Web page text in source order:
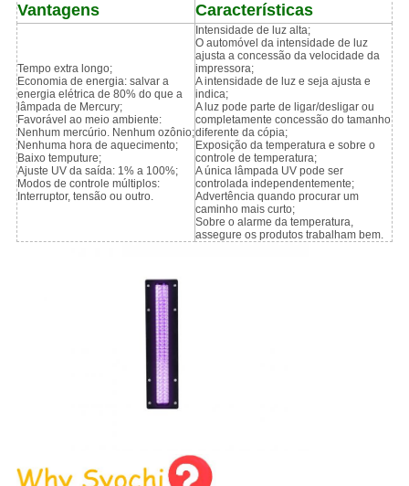
Vantagens Características
Tempo extra longo;
Economia de energia: salvar a
energia elétrica de 80% do que a
lâmpada de Mercury;
Favorável ao meio ambiente:
Nenhum mercúrio. Nenhum ozônio;
Nenhuma hora de aquecimento;
Baixo temputure;
Ajuste UV da saída: 1% a 100%;
Modos de controle múltiplos:
Interruptor, tensão ou outro.
Intensidade de luz alta;
O automóvel da intensidade de luz
ajusta a concessão da velocidade da
impressora;
A intensidade de luz e seja ajusta e
indica;
A luz pode parte de ligar/desligar ou
completamente concessão do tamanho
diferente da cópia;
Exposição da temperatura e sobre o
controle de temperatura;
A única lâmpada UV pode ser
controlada independentemente;
Advertência quando procurar um
caminho mais curto;
Sobre o alarme da temperatura,
assegure os produtos trabalham bem.